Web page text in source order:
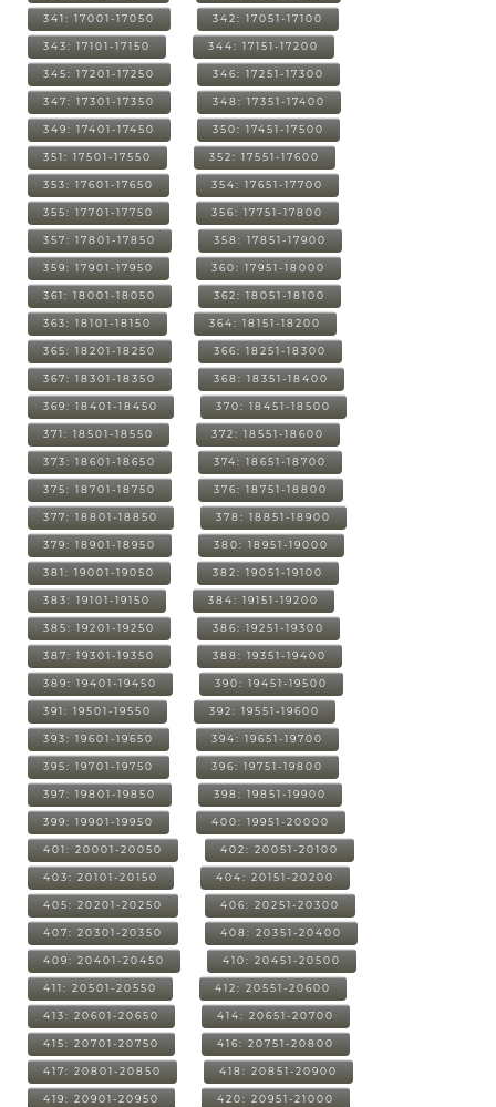
341: 17001-17050 342: 17051-17100
343: 17101-17150 344: 17151-17200
345: 17201-17250 346: 17251-17300
347: 17301-17350 348: 17351-17400
349: 17401-17450 350: 17451-17500
351: 17501-17550 352: 17551-17600
353: 17601-17650 354: 17651-17700
355: 17701-17750 356: 17751-17800
357: 17801-17850 358: 17851-17900
359: 17901-17950 360: 17951-18000
361: 18001-18050 362: 18051-18100
363: 18101-18150 364: 18151-18200
365: 18201-18250 366: 18251-18300
367: 18301-18350 368: 18351-18400
369: 18401-18450 370: 18451-18500
371: 18501-18550 372: 18551-18600
373: 18601-18650 374: 18651-18700
375: 18701-18750 376: 18751-18800
377: 18801-18850 378: 18851-18900
379: 18901-18950 380: 18951-19000
381: 19001-19050 382: 19051-19100
383: 19101-19150 384: 19151-19200
385: 19201-19250 386: 19251-19300
387: 19301-19350 388: 19351-19400
389: 19401-19450 390: 19451-19500
391: 19501-19550 392: 19551-19600
393: 19601-19650 394: 19651-19700
395: 19701-19750 396: 19751-19800
397: 19801-19850 398: 19851-19900
399: 19901-19950 400: 19951-20000
401: 20001-20050 402: 20051-20100
403: 20101-20150 404: 20151-20200
405: 20201-20250 406: 20251-20300
407: 20301-20350 408: 20351-20400
409: 20401-20450 410: 20451-20500
411: 20501-20550 412: 20551-20600
413: 20601-20650 414: 20651-20700
415: 20701-20750 416: 20751-20800
417: 20801-20850 418: 20851-20900
419: 20901-20950 420: 20951-21000